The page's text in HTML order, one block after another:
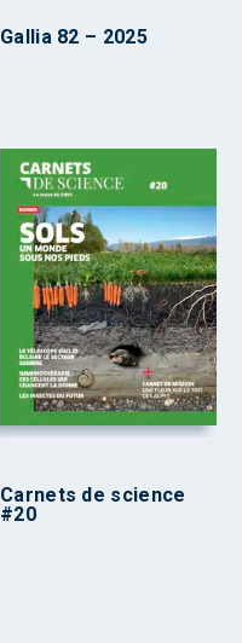
Gallia 82 – 2025
Carnets de science
#20